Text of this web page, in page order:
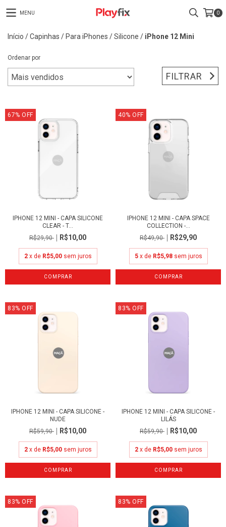
MENU 0
Início /Capinhas / Para iPhones /Silicone / iPhone 12 Mini
Ordenar por
FILTRAR
67% OFF
IPHONE 12 MINI - CAPA SILICONE
CLEAR - T...
R$29,90
R$10,00
2 x de R$5,00 sem juros
40% OFF
IPHONE 12 MINI - CAPA SPACE
COLLECTION -...
R$49,90
R$29,90
5 x de R$5,98 sem juros
83% OFF
IPHONE 12 MINI - CAPA SILICONE -
NUDE
R$59,90
R$10,00
2 x de R$5,00 sem juros
83% OFF
IPHONE 12 MINI - CAPA SILICONE -
LILÁS
R$59,90
R$10,00
2 x de R$5,00 sem juros
83% OFF 83% OFF